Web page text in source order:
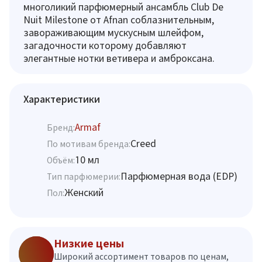
многоликий парфюмерный ансамбль Club De
Nuit Milestone от Afnan соблазнительным,
завораживающим мускусным шлейфом,
загадочности которому добавляют
элегантные нотки ветивера и амброксана.
Характеристики
Бренд:Armaf
По мотивам бренда:Creed
Объём:10 мл
Тип парфюмерии:Парфюмерная вода (EDP)
Пол:Женский
Низкие цены
Широкий ассортимент товаров по ценам,